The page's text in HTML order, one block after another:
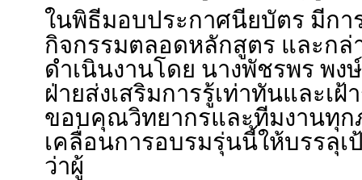
ในพิธีมอบประกาศนียบัตร มีก
กิจกรรมตลอดหลักสูตร และกล่
ดำเนินงานโดย นางพัชรพร พง
ฝ่ายส่งเสริมการรู้เท่าทันและเ
ขอบคุณวิทยากรและทีมงานทุ
เคลื่อนการอบรมรุ่นนี้ให้บรรลุเ
ว่าผู้